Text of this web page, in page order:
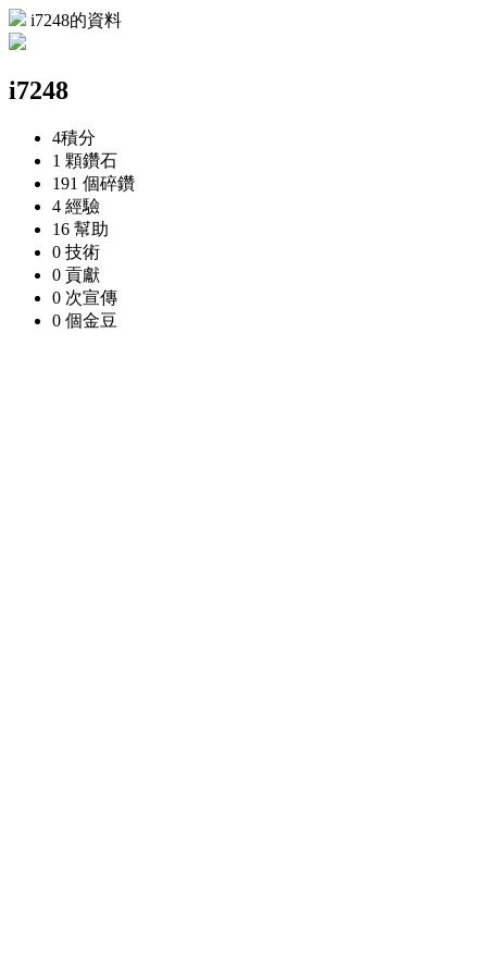
i7248的資料
i7248
4積分
1 顆鑽石
191 個碎鑽
4 經驗
16 幫助
0 技術
0 貢獻
0 次宣傳
0 個金豆